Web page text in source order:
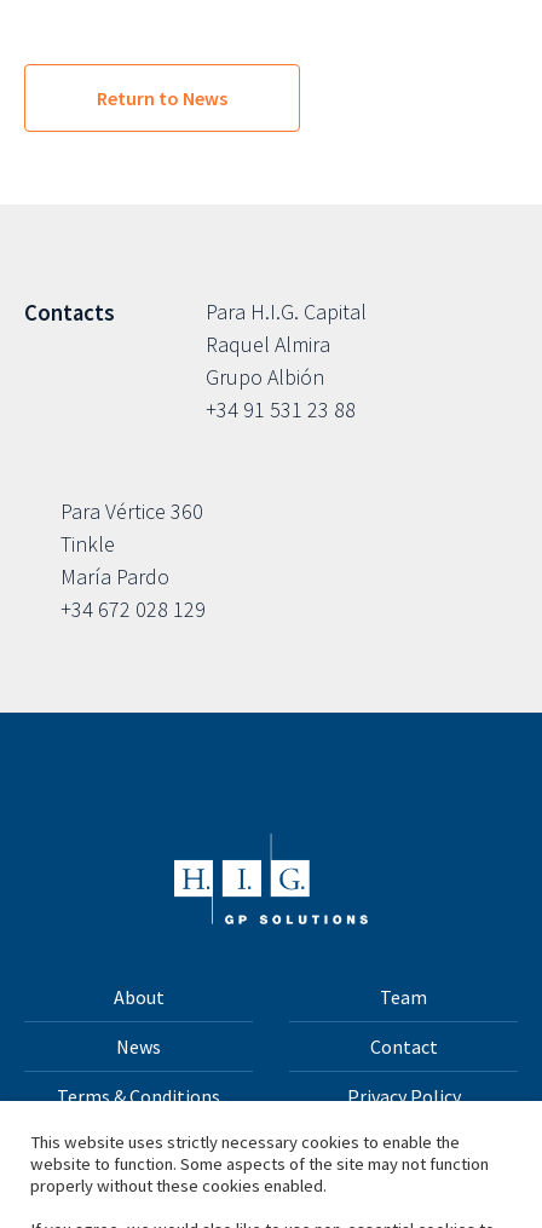
Return to News
Contacts
Para H.I.G. Capital
Raquel Almira
Grupo Albión
+34 91 531 23 88
Para Vértice 360
Tinkle
María Pardo
+34 672 028 129
About Team
News Contact
Terms & Conditions Privacy Policy
All materials on this site Copyright © 2026 H.I.G. Capital,
This website uses strictly necessary cookies to enable the
website to function. Some aspects of the site may not function
properly without these cookies enabled.